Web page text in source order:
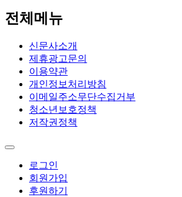
전체메뉴
신문사소개
제휴광고문의
이용약관
개인정보처리방침
이메일주소무단수집거부
청소년보호정책
저작권정책
로그인
회원가입
후원하기